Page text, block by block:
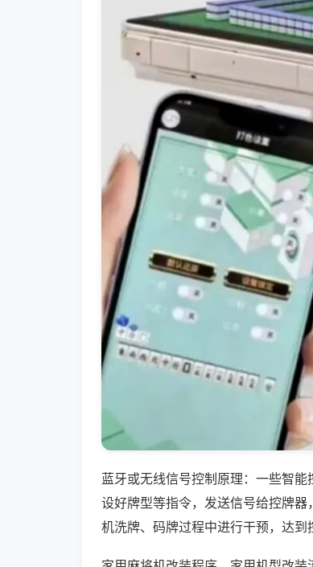
蓝牙或无线信号控制原理：一些智
设好牌型等指令，发送信号给控牌
机洗牌、码牌过程中进行干预，达到